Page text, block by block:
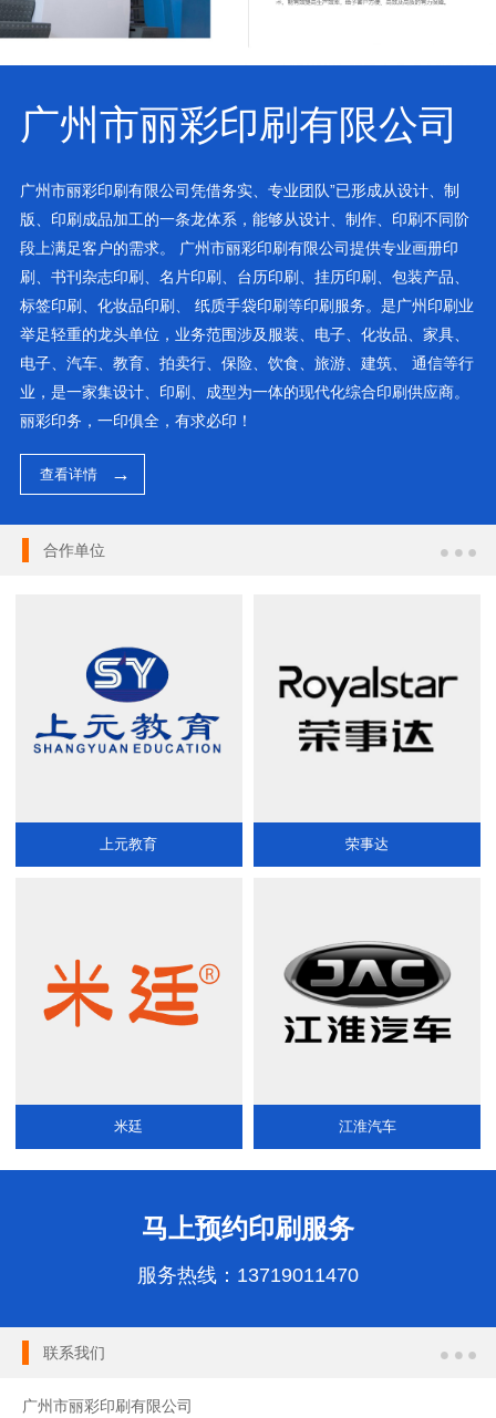
广州市丽彩印刷有限公司
广州市丽彩印刷有限公司凭借务实、专业团队”已形成从设计、制
版、印刷成品加工的一条龙体系，能够从设计、制作、印刷不同阶
段上满足客户的需求。 广州市丽彩印刷有限公司提供专业画册印
刷、书刊杂志印刷、名片印刷、台历印刷、挂历印刷、包装产品、
标签印刷、化妆品印刷、 纸质手袋印刷等印刷服务。是广州印刷业
举足轻重的龙头单位，业务范围涉及服装、电子、化妆品、家具、
电子、汽车、教育、拍卖行、保险、饮食、旅游、建筑、 通信等行
业，是一家集设计、印刷、成型为一体的现代化综合印刷供应商。
丽彩印务，一印俱全，有求必印！
查看详情
合作单位
上元教育 荣事达
米廷 江淮汽车
马上预约印刷服务
服务热线： 13719011470
联系我们
广州市丽彩印刷有限公司